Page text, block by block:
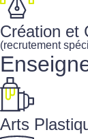
Création et
(recrutement
Arts